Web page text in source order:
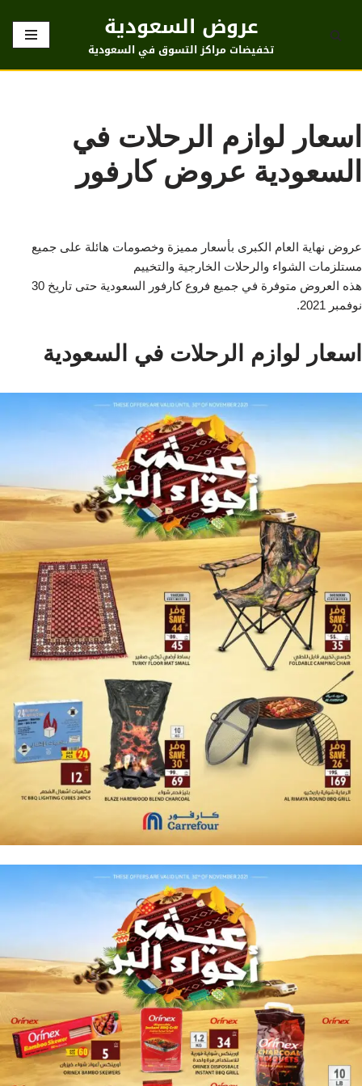
تخطى
عروض السعودية
تخفيضات مراكز التسوق في السعودية
اسعار لوازم الرحلات في
السعودية عروض كارفور
عروض نهاية العام الكبرى بأسعار مميزة وخصومات هائلة على جميع
مستلزمات الشواء والرحلات الخارجية والتخييم
هذه العروض متوفرة في جميع فروع كارفور السعودية حتى تاريخ 30
نوفمبر 2021.
اسعار لوازم الرحلات في السعودية